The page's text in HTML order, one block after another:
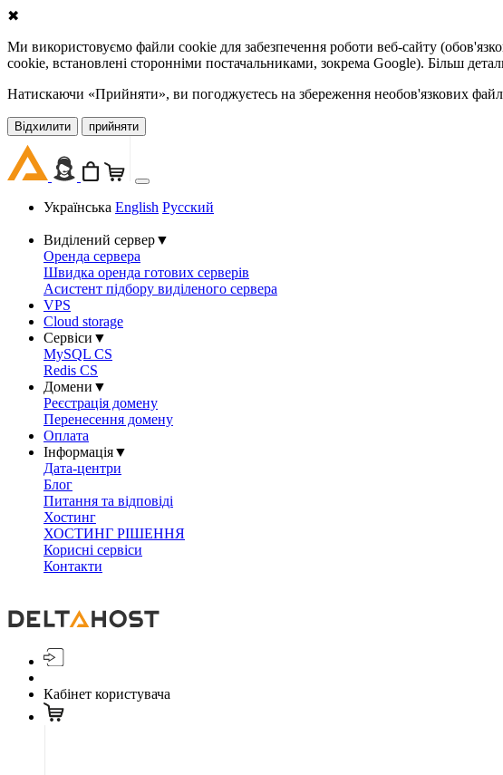
✖
Ми використовуємо файли cookie для забезпечення роботи веб-сайту
cookie, встановлені сторонніми постачальниками, зокрема Google). Більш
Натискаючи «Прийняти», ви погоджуєтесь на збереження необов'язкових
Відхилити прийняти
Українська English Русский
Виділений сервер▼
Оренда сервера
Швидка оренда готових серверів
Асистент підбору виділеного сервера
VPS
Cloud storage
Сервіси ▼
MySQL CS
Redis CS
Домени ▼
Реєстрація домену
Перенесення домену
Оплата
Інформація▼
Дата-центри
Блог
Питання та відповіді
Хостинг
ХОСТИНГ РІШЕННЯ
Корисні сервіси
Контакти
Кабінет користувача